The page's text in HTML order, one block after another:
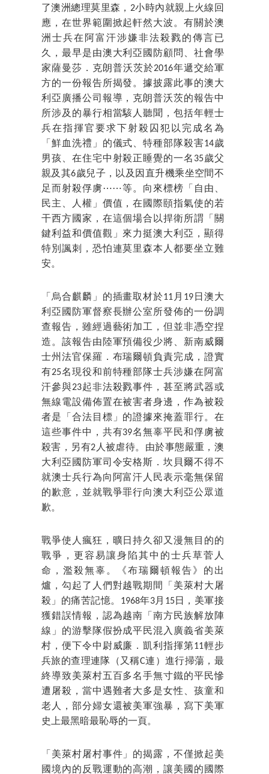
了澳洲總理莫里森，2小時內就親上火線回
應，在世界範圍掀起軒然大波。有關於澳
洲士兵在阿富汗涉嫌非法殺戮的傳言已
久，最早是由澳大利亞國防顧問、社會學
家薩曼莎．克朗普沃茨於2016年遞交給軍
方的一份報告所揭發。據披露此事的澳大
利亞廣播公司報導，克朗普沃茨的報告中
所涉及的暴行相當駭人聽聞，包括年輕士
兵在指揮官要求下射殺囚犯以完成名為
「鮮血洗禮」的儀式、特種部隊殺害14歲
男孩、在住宅中射殺正睡覺的一名35歲父
親及其6歲兒子，以及因直升機乘坐空間不
足而射殺俘虜⋯⋯等。向來標榜「自由、
民主、人權」價值，在國際頤指氣使的若
干西方國家，在這個場合以捍衛所謂「關
鍵利益和價值觀」來力挺澳大利亞，顯得
特別諷刺，恐怕連莫里森本人都要坐立難
安。
「烏合麒麟」的插畫取材於11月19日澳大
利亞國防軍督察長辦公室所發佈的一份調
查報告，雖經過藝術加工，但並非憑空捏
造。該報告由陸軍預備役少將、新南威爾
士州法官保羅．布瑞爾頓負責完成，證實
有25名現役和前特種部隊士兵涉嫌在阿富
汗參與23起非法殺戮事件，甚至將武器或
無線電設備佈置在被害者身邊，作為被殺
者是「合法目標」的證據來掩蓋罪行。在
這些事件中，共有39名無辜平民和俘虜被
殺害，另有2人被虐待。由於事態嚴重，澳
大利亞國防軍司令安格斯．坎貝爾不得不
就澳士兵行為向阿富汗人民表示毫無保留
的歉意，並就戰爭罪行向澳大利亞公眾道
歉。
戰爭使人瘋狂，曠日持久卻又漫無目的的
戰爭，更容易讓身陷其中的士兵草菅人
命，濫殺無辜。《布瑞爾頓報告》的出
爐，勾起了人們對越戰期間「美萊村大屠
殺」的痛苦記憶。1968年3月15日，美軍接
獲錯誤情報，認為越南「南方民族解放陣
線」的游擊隊假扮成平民混入廣義省美萊
村，便下令中尉威廉．凱利指揮第11輕步
兵旅的查理連隊（又稱C連）進行掃蕩，最
終導致美萊村五百多名手無寸鐵的平民慘
遭屠殺，當中遇難者大多是女性、孩童和
老人，部分婦女還被美軍強暴，寫下美軍
史上最黑暗最恥辱的一頁。
「美萊村屠村事件」的揭露，不僅掀起美
國境內的反戰運動的高潮，讓美國的國際